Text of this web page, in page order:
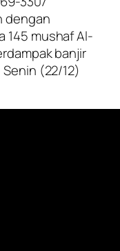
dengan
145 mushaf Al-
banjir
(22/12)